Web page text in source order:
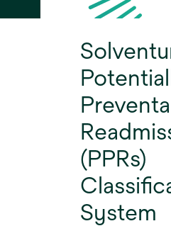
(PPRs)
System